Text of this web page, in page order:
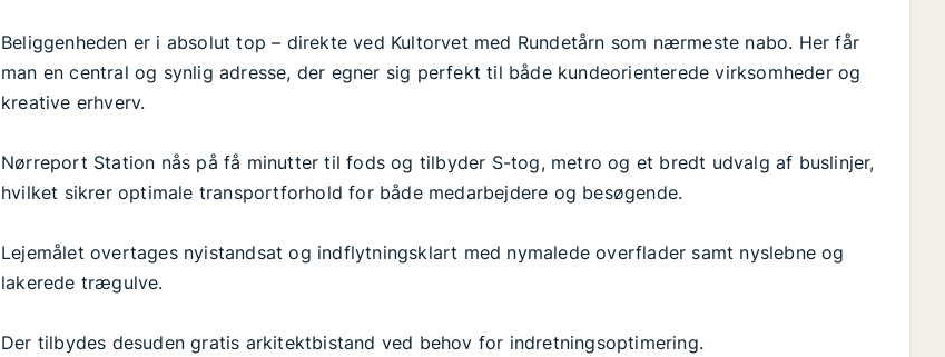
Beliggenheden er i absolut top – direkte ved Kultorvet med Rundetårn som nærmeste nabo. Her får
man en central og synlig adresse, der egner sig perfekt til både kundeorienterede virksomheder og
kreative erhverv.
Nørreport Station nås på få minutter til fods og tilbyder S-tog, metro og et bredt udvalg af buslinjer,
hvilket sikrer optimale transportforhold for både medarbejdere og besøgende.
Lejemålet overtages nyistandsat og indflytningsklart med nymalede overflader samt nyslebne og
lakerede trægulve.
Der tilbydes desuden gratis arkitektbistand ved behov for indretningsoptimering.